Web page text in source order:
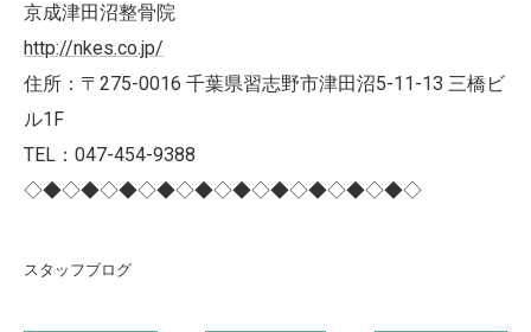
京成津田沼整骨院
http://nkes.co.jp/
住所：〒275-0016 千葉県習志野市津田沼5-11-13 三橋ビ
ル1F
TEL：047-454-9388
◇◆◇◆◇◆◇◆◇◆◇◆◇◆◇◆◇◆◇◆◇
スタッフブログ